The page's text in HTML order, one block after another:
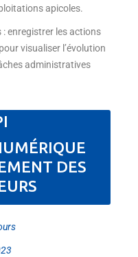
apicoles.
: enregistrer les actions
visualiser l’évolution
administratives
DES